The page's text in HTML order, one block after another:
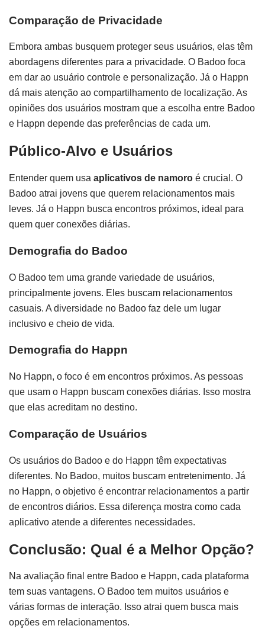
Comparação de Privacidade
Embora ambas busquem proteger seus usuários, elas têm
abordagens diferentes para a privacidade. O Badoo foca
em dar ao usuário controle e personalização. Já o Happn
dá mais atenção ao compartilhamento de localização. As
opiniões dos usuários mostram que a escolha entre Badoo
e Happn depende das preferências de cada um.
Público-Alvo e Usuários
Entender quem usa aplicativos de namoro é crucial. O
Badoo atrai jovens que querem relacionamentos mais
leves. Já o Happn busca encontros próximos, ideal para
quem quer conexões diárias.
Demografia do Badoo
O Badoo tem uma grande variedade de usuários,
principalmente jovens. Eles buscam relacionamentos
casuais. A diversidade no Badoo faz dele um lugar
inclusivo e cheio de vida.
Demografia do Happn
No Happn, o foco é em encontros próximos. As pessoas
que usam o Happn buscam conexões diárias. Isso mostra
que elas acreditam no destino.
Comparação de Usuários
Os usuários do Badoo e do Happn têm expectativas
diferentes. No Badoo, muitos buscam entretenimento. Já
no Happn, o objetivo é encontrar relacionamentos a partir
de encontros diários. Essa diferença mostra como cada
aplicativo atende a diferentes necessidades.
Conclusão: Qual é a Melhor Opção?
Na avaliação final entre Badoo e Happn, cada plataforma
tem suas vantagens. O Badoo tem muitos usuários e
várias formas de interação. Isso atrai quem busca mais
opções em relacionamentos.